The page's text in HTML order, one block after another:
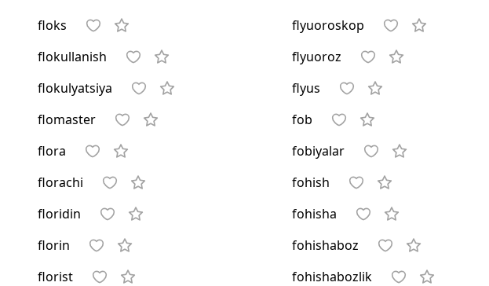
floks
flokullanish
flokulyatsiya
flomaster
flora
florachi
floridin
florin
florist
flyuoroskop
flyuoroz
flyus
fob
fobiyalar
fohish
fohisha
fohishaboz
fohishabozlik